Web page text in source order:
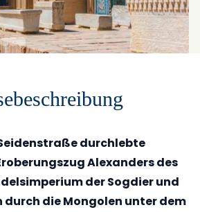
durchlebte
Alexanders des
der Sogdier und
durch die Mongolen unter dem